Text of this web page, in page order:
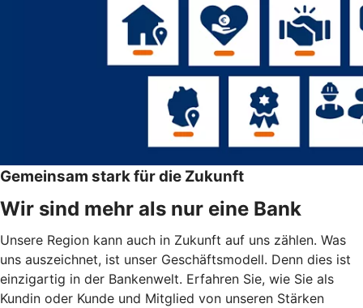
Gemeinsam stark für die Zukunft
Wir sind mehr als nur eine Bank
Unsere Region kann auch in Zukunft auf uns zählen. Was
uns auszeichnet, ist unser Geschäftsmodell. Denn dies ist
einzigartig in der Bankenwelt. Erfahren Sie, wie Sie als
Kundin oder Kunde und Mitglied von unseren Stärken